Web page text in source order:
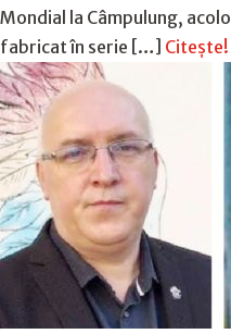
Mondial la Câmpulung,
fabricat în serie […] Citește!